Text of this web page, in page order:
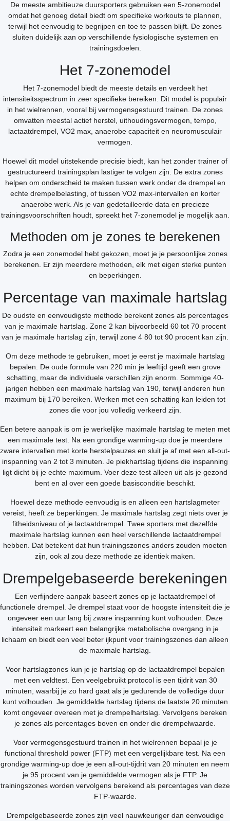
De meeste ambitieuze duursporters gebruiken een 5-zonemodel
omdat het genoeg detail biedt om specifieke workouts te plannen,
terwijl het eenvoudig te begrijpen en toe te passen blijft. De zones
sluiten duidelijk aan op verschillende fysiologische systemen en
trainingsdoelen.
Het 7-zonemodel
Het 7-zonemodel biedt de meeste details en verdeelt het
intensiteitsspectrum in zeer specifieke bereiken. Dit model is populair
in het wielrennen, vooral bij vermogensgestuurd trainen. De zones
omvatten meestal actief herstel, uithoudingsvermogen, tempo,
lactaatdrempel, VO2 max, anaerobe capaciteit en neuromusculair
vermogen.
Hoewel dit model uitstekende precisie biedt, kan het zonder trainer of
gestructureerd trainingsplan lastiger te volgen zijn. De extra zones
helpen om onderscheid te maken tussen werk onder de drempel en
echte drempelbelasting, of tussen VO2 max-intervallen en korter
anaerobe werk. Als je van gedetailleerde data en precieze
trainingsvoorschriften houdt, spreekt het 7-zonemodel je mogelijk aan.
Methoden om je zones te berekenen
Zodra je een zonemodel hebt gekozen, moet je je persoonlijke zones
berekenen. Er zijn meerdere methoden, elk met eigen sterke punten
en beperkingen.
Percentage van maximale hartslag
De oudste en eenvoudigste methode berekent zones als percentages
van je maximale hartslag. Zone 2 kan bijvoorbeeld 60 tot 70 procent
van je maximale hartslag zijn, terwijl zone 4 80 tot 90 procent kan zijn.
Om deze methode te gebruiken, moet je eerst je maximale hartslag
bepalen. De oude formule van 220 min je leeftijd geeft een grove
schatting, maar de individuele verschillen zijn enorm. Sommige 40-
jarigen hebben een maximale hartslag van 190, terwijl anderen hun
maximum bij 170 bereiken. Werken met een schatting kan leiden tot
zones die voor jou volledig verkeerd zijn.
Een betere aanpak is om je werkelijke maximale hartslag te meten met
een maximale test. Na een grondige warming-up doe je meerdere
zware intervallen met korte herstelpauzes en sluit je af met een all-out-
inspanning van 2 tot 3 minuten. Je piekhartslag tijdens die inspanning
ligt dicht bij je echte maximum. Voer deze test alleen uit als je gezond
bent en al over een goede basisconditie beschikt.
Hoewel deze methode eenvoudig is en alleen een hartslagmeter
vereist, heeft ze beperkingen. Je maximale hartslag zegt niets over je
fitheidsniveau of je lactaatdrempel. Twee sporters met dezelfde
maximale hartslag kunnen een heel verschillende lactaatdrempel
hebben. Dat betekent dat hun trainingszones anders zouden moeten
zijn, ook al zou deze methode ze identiek maken.
Drempelgebaseerde berekeningen
Een verfijndere aanpak baseert zones op je lactaatdrempel of
functionele drempel. Je drempel staat voor de hoogste intensiteit die je
ongeveer een uur lang bij zware inspanning kunt volhouden. Deze
intensiteit markeert een belangrijke metabolische overgang in je
lichaam en biedt een veel beter ijkpunt voor trainingszones dan alleen
de maximale hartslag.
Voor hartslagzones kun je je hartslag op de lactaatdrempel bepalen
met een veldtest. Een veelgebruikt protocol is een tijdrit van 30
minuten, waarbij je zo hard gaat als je gedurende de volledige duur
kunt volhouden. Je gemiddelde hartslag tijdens de laatste 20 minuten
komt ongeveer overeen met je drempelhartslag. Vervolgens bereken
je zones als percentages boven en onder die drempelwaarde.
Voor vermogensgestuurd trainen in het wielrennen bepaal je je
functional threshold power (FTP) met een vergelijkbare test. Na een
grondige warming-up doe je een all-out-tijdrit van 20 minuten en neem
je 95 procent van je gemiddelde vermogen als je FTP. Je
trainingszones worden vervolgens berekend als percentages van deze
FTP-waarde.
Drempelgebaseerde zones zijn veel nauwkeuriger dan eenvoudige